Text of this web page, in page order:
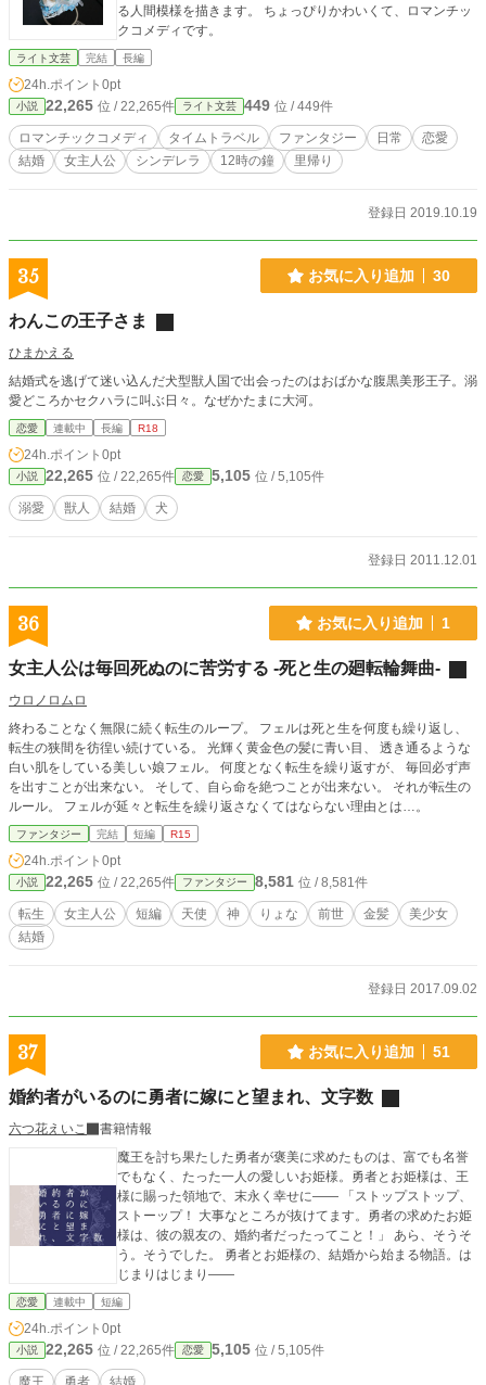
る人間模様を描きます。 ちょっぴりかわいくて、ロマンチッ
クコメディです。
ライト文芸 完結 長編
24h.ポイント 0pt
小説 22,265 位 / 22,265件 ライト文芸 449 位 / 449件
ロマンチックコメディ タイムトラベル ファンタジー 日常
恋愛
結婚
女主人公 シンデレラ 12時の鐘 里帰り
登録日 2019.10.19
35 お気に入り追加 30
わんこの王子さま
ひまかえる
結婚式を逃げて迷い込んだ犬型獣人国で出会ったのはおばかな腹黒美形王子。溺
愛どころかセクハラに叫ぶ日々。なぜかたまに大河。
恋愛 連載中 長編 R18
24h.ポイント 0pt
小説 22,265 位 / 22,265件 恋愛 5,105 位 / 5,105件
溺愛 獣人 結婚 犬
登録日 2011.12.01
36 お気に入り追加 1
女主人公は毎回死ぬのに苦労する -死と生の廻転輪舞曲-
ウロノロムロ
終わることなく無限に続く転生のループ。 フェルは死と生を何度も繰り返し、
転生の狭間を彷徨い続けている。 光輝く黄金色の髪に青い目、 透き通るような
白い肌をしている美しい娘フェル。 何度となく転生を繰り返すが、 毎回必ず声
を出すことが出来ない。 そして、自ら命を絶つことが出来ない。 それが転生の
ルール。 フェルが延々と転生を繰り返さなくてはならない理由とは…。
ファンタジー 完結 短編 R15
24h.ポイント 0pt
小説 22,265 位 / 22,265件 ファンタジー 8,581 位 / 8,581件
転生 女主人公 短編 天使 神 りょな 前世 金髪
美少女
結婚
登録日 2017.09.02
37 お気に入り追加 51
婚約者がいるのに勇者に嫁にと望まれ、文字数
六つ花えいこ
書籍情報
魔王を討ち果たした勇者が褒美に求めたものは、富でも名誉
でもなく、たった一人の愛しいお姫様。勇者とお姫様は、王
様に賜った領地で、末永く幸せに―― 「ストップストップ、
ストーップ！ 大事なところが抜けてます。勇者の求めたお姫
様は、彼の親友の、婚約者だったってこと！」 あら、そうそ
う。そうでした。 勇者とお姫様の、結婚から始まる物語。は
じまりはじまり――
恋愛 連載中 短編
24h.ポイント 0pt
小説 22,265 位 / 22,265件 恋愛 5,105 位 / 5,105件
魔王 勇者 結婚